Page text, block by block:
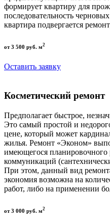
формирует квартиру для
последовательность
квартира подвергается
от 3 500 руб. м2
Оставить заявку
Косметический ремонт
Предполагает быстрое,
Это самый простой и
цене, который может
жилья. Ремонт «Эконом»
имеющегося
коммуникаций
При этом, данный вид
экономия возможна на
работ, либо на применении
от 3 000 руб. м2